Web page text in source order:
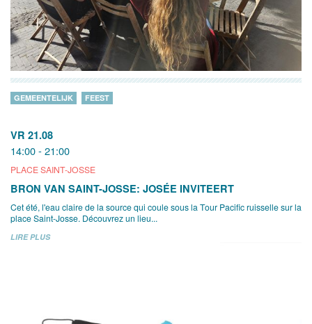
VR 21.08
14:00 - 21:00
PLACE SAINT-JOSSE
GEMEENTELIJK FEEST
BRON VAN SAINT-JOSSE: JOSÉE INVITEERT
Cet été, l'eau claire de la source qui coule sous la Tour Pacific ruisselle sur la
place Saint-Josse. Découvrez un lieu...
LIRE PLUS